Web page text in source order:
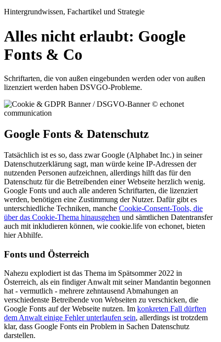
Hintergrundwissen, Fachartikel und Strategie
Alles nicht erlaubt: Google
Fonts & Co
Schriftarten, die von außen eingebunden werden oder von außen
lizenziert werden haben DSVGO-Probleme.
Google Fonts & Datenschutz
Tatsächlich ist es so, dass zwar Google (Alphabet Inc.) in seiner
Datenschutzerklärung sagt, man würde keine IP-Adressen der
nutzenden Personen aufzeichnen, allerdings hilft das für den
Datenschutz für die Betreibenden einer Webseite herzlich wenig.
Google Fonts und auch alle anderen Schriftarten, die lizenziert
werden, benötigen eine Zustimmung der Nutzer. Dafür gibt es
unterschiedliche Techniken, manche Cookie-Consent-Tools, die
über das Cookie-Thema hinausgehen und sämtlichen Datentransfer
auch mit inkludieren können, wie cookie.life von echonet, bieten
hier Abhilfe.
Fonts und Österreich
Nahezu explodiert ist das Thema im Spätsommer 2022 in
Österreich, als ein findiger Anwalt mit seiner Mandantin begonnen
hat - vermutlich - mehrere zehntausend Abmahungen an
verschiedenste Betreibende von Webseiten zu verschicken, die
Google Fonts auf der Webseite nutzen. Im konkreten Fall dürften
dem Anwalt einige Fehler unterlaufen sein, allerdings ist trotzdem
klar, dass Google Fonts ein Problem in Sachen Datenschutz
darstellen.